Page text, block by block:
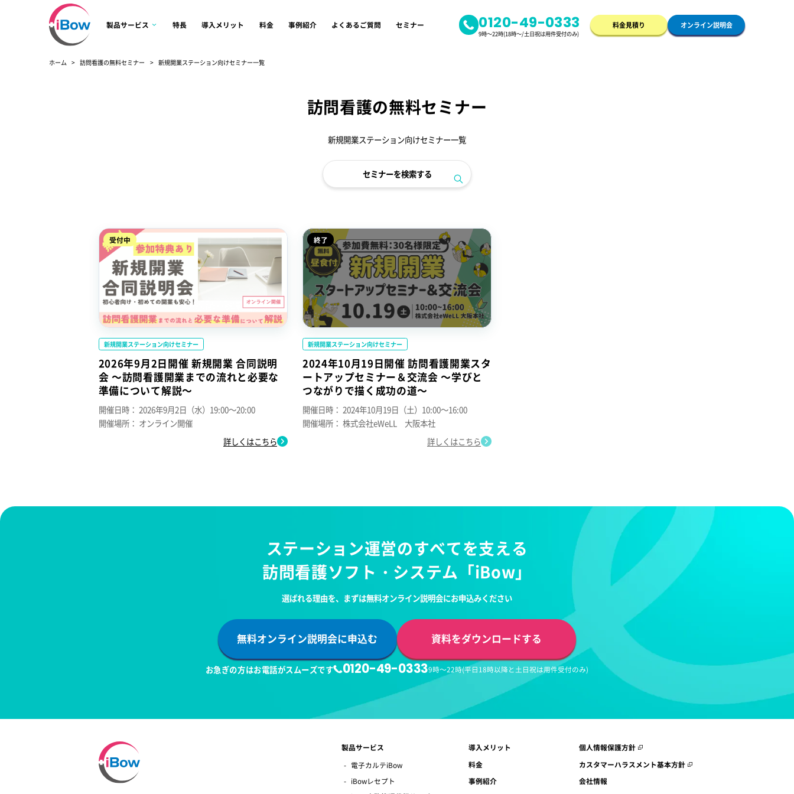
製品サービス 特長 導入メリット 料金 事例紹介 よくあるご質問 セミナー 0120-49-0333
9時～22時(18時～/土日祝は用件受付のみ)
料金見積り オンライン説明会
ホーム 訪問看護の無料セミナー 新規開業ステーション向けセミナー一覧
訪問看護の無料セミナー
新規開業ステーション向けセミナー一覧
セミナーを検索する
受付中
新規開業ステーション向けセミナー
2026年9月2日開催 新規開業 合同説明
会 ～訪問看護開業までの流れと必要な
準備について解説～
開催日時： 2026年9月2日（水）19:00～20:00
開催場所： オンライン開催
詳しくはこちら
終了
新規開業ステーション向けセミナー
2024年10月19日開催 訪問看護開業スタ
ートアップセミナー＆交流会 ～学びと
つながりで描く成功の道～
開催日時： 2024年10月19日（土）10:00～16:00
開催場所： 株式会社eWeLL 大阪本社
詳しくはこちら
ステーション運営のすべてを支える
訪問看護ソフト・システム 「iBow」
選ばれる理由を、 まずは無料オンライン説明会にお申込みください
無料オンライン説明会に申込む 資料をダウンロードする
お急ぎの方はお電話がスムーズです 0120-49-03339時～22時(平日18時以降と土日祝は用件受付のみ)
ー
製品サービス
電子カルテiBow
iBowレセプト
導入メリット
料金
事例紹介
個人情報保護方針
カスタマーハラスメント基本方針
会社情報